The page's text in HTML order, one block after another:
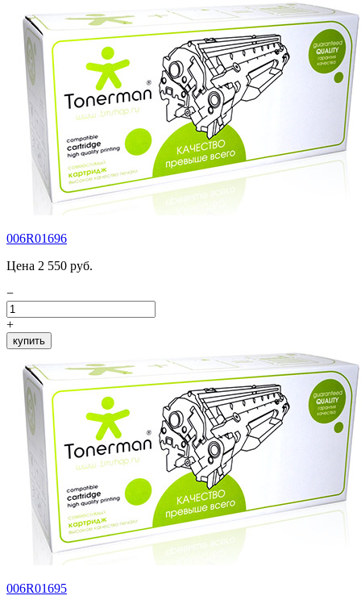
006R01696
Цена 2 550 руб.
−
+
купить
006R01695